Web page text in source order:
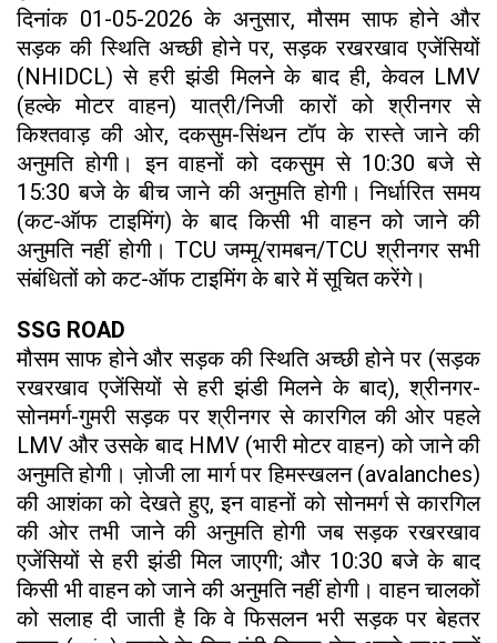
दिनांक 01-05-2026 के अनुसार, मौसम साफ होने और
सड़क की स्थिति अच्छी होने पर, सड़क रखरखाव एजेंसियों
(NHIDCL) से हरी झंडी मिलने के बाद ही, केवल LMV
(हल्के मोटर वाहन) यात्री/निजी कारों को श्रीनगर से
किश्तवाड़ की ओर, दकसुम-सिंथन टॉप के रास्ते जाने की
अनुमति होगी। इन वाहनों को दकसुम से 10:30 बजे से
15:30 बजे के बीच जाने की अनुमति होगी। निर्धारित समय
(कट-ऑफ टाइमिंग) के बाद किसी भी वाहन को जाने की
अनुमति नहीं होगी। TCU जम्मू/रामबन/TCU श्रीनगर सभी
संबंधितों को कट-ऑफ टाइमिंग के बारे में सूचित करेंगे।
SSG ROAD
मौसम साफ होने और सड़क की स्थिति अच्छी होने पर (सड़क
रखरखाव एजेंसियों से हरी झंडी मिलने के बाद), श्रीनगर-
सोनमर्ग-गुमरी सड़क पर श्रीनगर से कारगिल की ओर पहले
LMV और उसके बाद HMV (भारी मोटर वाहन) को जाने की
अनुमति होगी। ज़ोजी ला मार्ग पर हिमस्खलन (avalanches)
की आशंका को देखते हुए, इन वाहनों को सोनमर्ग से कारगिल
की ओर तभी जाने की अनुमति होगी जब सड़क रखरखाव
एजेंसियों से हरी झंडी मिल जाएगी; और 10:30 बजे के बाद
किसी भी वाहन को जाने की अनुमति नहीं होगी। वाहन चालकों
को सलाह दी जाती है कि वे फिसलन भरी सड़क पर बेहतर